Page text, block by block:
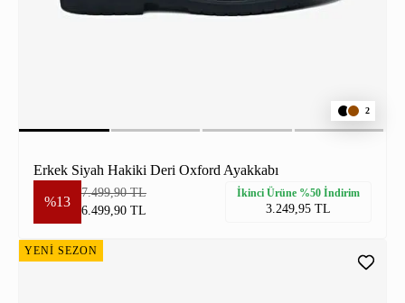
2
Erkek Siyah Hakiki Deri Oxford Ayakkabı
%13
7.499,90 TL
6.499,90 TL
İkinci Ürüne %50 İndirim
3.249,95 TL
YENİ SEZON